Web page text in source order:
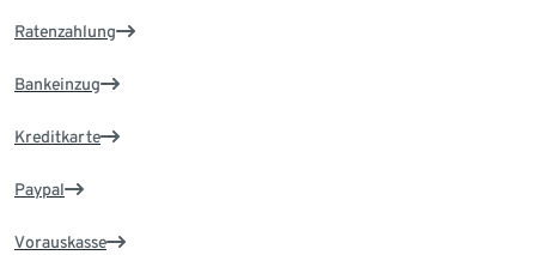
Ratenzahlung
Bankeinzug
Kreditkarte
Paypal
Vorauskasse